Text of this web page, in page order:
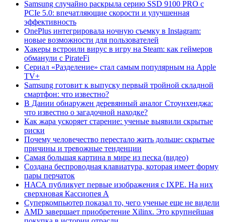
Samsung случайно раскрыла серию SSD 9100 PRO с
PCIe 5.0: впечатляющие скорости и улучшенная
эффективность
OnePlus интегрировала ночную съемку в Instagram:
новые возможности для пользователей
Хакеры встроили вирус в игру на Steam: как геймеров
обманули с PirateFi
Сериал «Разделение» стал самым популярным на Apple
TV+
Samsung готовит к выпуску первый тройной складной
смартфон: что известно?
В Дании обнаружен деревянный аналог Стоунхенджа:
что известно о загадочной находке?
Как жара ускоряет старение: ученые выявили скрытые
риски
Почему человечество перестало жить дольше: скрытые
причины и тревожные тенденции
Самая большая картина в мире из песка (видео)
Создана беспроводная клавиатура, которая имеет форму
пары перчаток
НАСА публикует первые изображения с IXPE. На них
сверхновая Кассиопея А
Суперкомпьютер показал то, чего ученые еще не видели
AMD завершает приобретение Xilinx. Это крупнейшая